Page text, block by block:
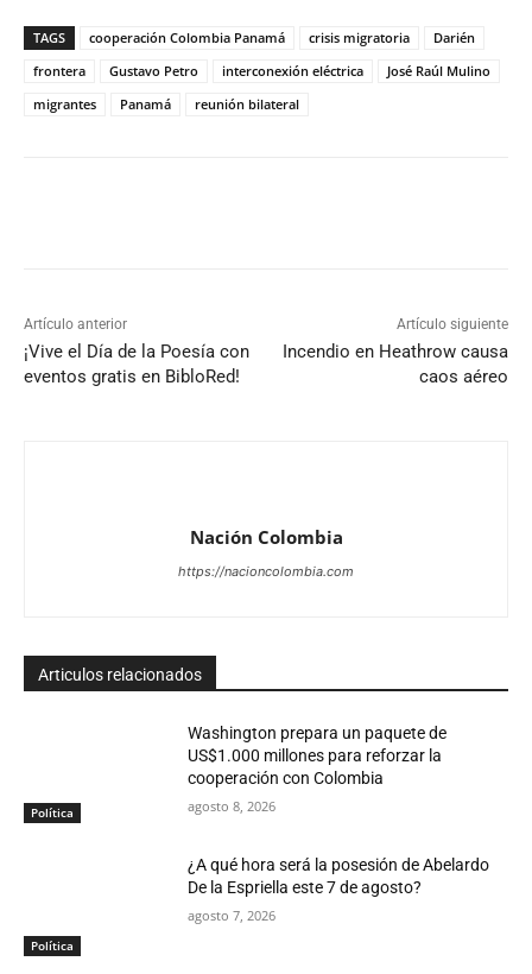
TAGS cooperación Colombia Panamá crisis migratoria
Darién
frontera
Gustavo Petro interconexión eléctrica
José Raúl Mulino
migrantes
Panamá reunión bilateral
Artículo anterior
¡Vive el Día de la Poesía con
eventos gratis en BibloRed!
Artículo siguiente
Incendio en Heathrow causa
caos aéreo
Nación Colombia
https://nacioncolombia.com
Articulos relacionados
Política
Washington prepara un paquete de
US$1.000 millones para reforzar la
cooperación con Colombia
agosto 8, 2026
Política
¿A qué hora será la posesión de Abelardo
De la Espriella este 7 de agosto?
agosto 7, 2026